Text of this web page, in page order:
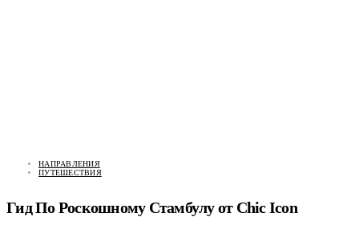
НАПРАВЛЕНИЯ
ПУТЕШЕСТВИЯ
Гид По Роскошному Стамбулу от Chic Icon